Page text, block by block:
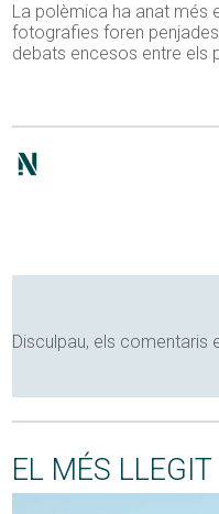
La polèmica ha anat més
fotografies foren
debats encesos entre els
Disculpau, els comentaris
EL MÉS LLEGIT